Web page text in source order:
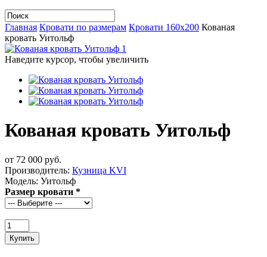
Главная Кровати по размерам Кровати 160х200 Кованая
кровать Уитольф
Наведите курсор, чтобы увеличить
Кованая кровать Уитольф
от 72 000 руб.
Производитель: Кузница KVI
Модель: Уитольф
Размер кровати *